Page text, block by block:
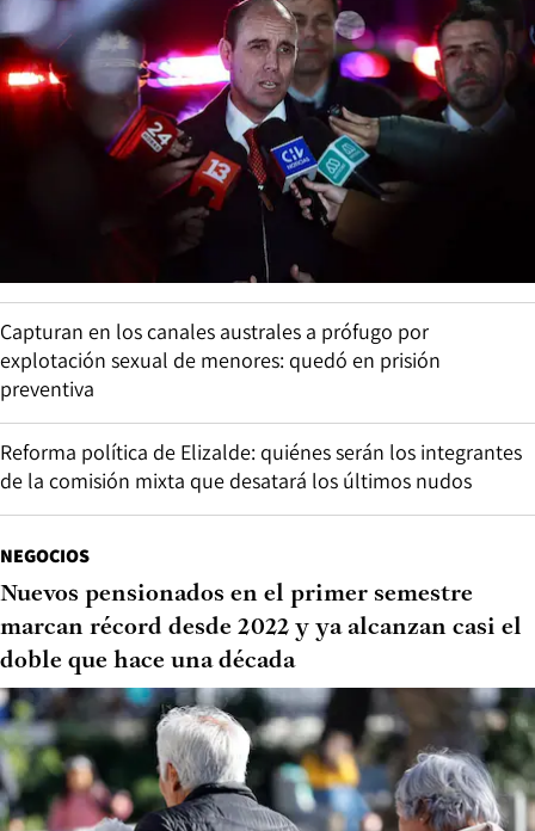
Capturan en los canales australes a prófugo por
explotación sexual de menores: quedó en prisión
preventiva
Reforma política de Elizalde: quiénes serán los integrantes
de la comisión mixta que desatará los últimos nudos
NEGOCIOS
Nuevos pensionados en el primer semestre
marcan récord desde 2022 y ya alcanzan casi el
doble que hace una década